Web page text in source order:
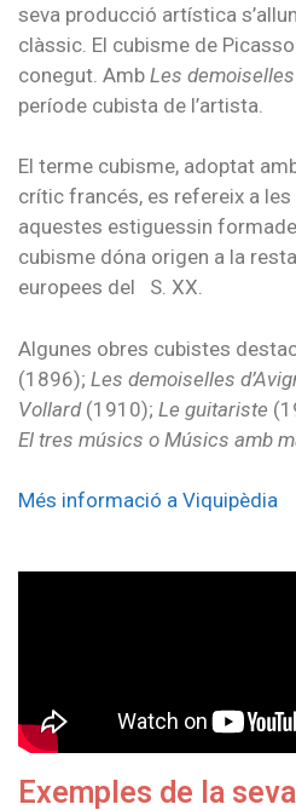
seva producció artística
clàssic. El cubisme de
conegut. Amb Les demoiselles
període cubista de l’artista.
El terme cubisme, adoptat
crític francés, es refereix a
aquestes estiguessin
cubisme dóna origen a la
europees del S. XX.
Algunes obres cubistes
(1896); Les demoiselles
Vollard (1910); Le guitariste
El tres músics o Músics amb
Més informació a Viquipèdia
Exemples de la